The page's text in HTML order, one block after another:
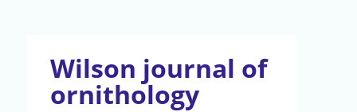
Wilson journal of
ornithology